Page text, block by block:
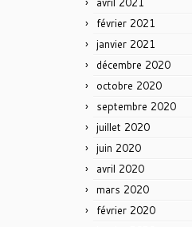
février 2021
janvier 2021
décembre 2020
octobre 2020
septembre 2020
juillet 2020
juin 2020
avril 2020
mars 2020
février 2020